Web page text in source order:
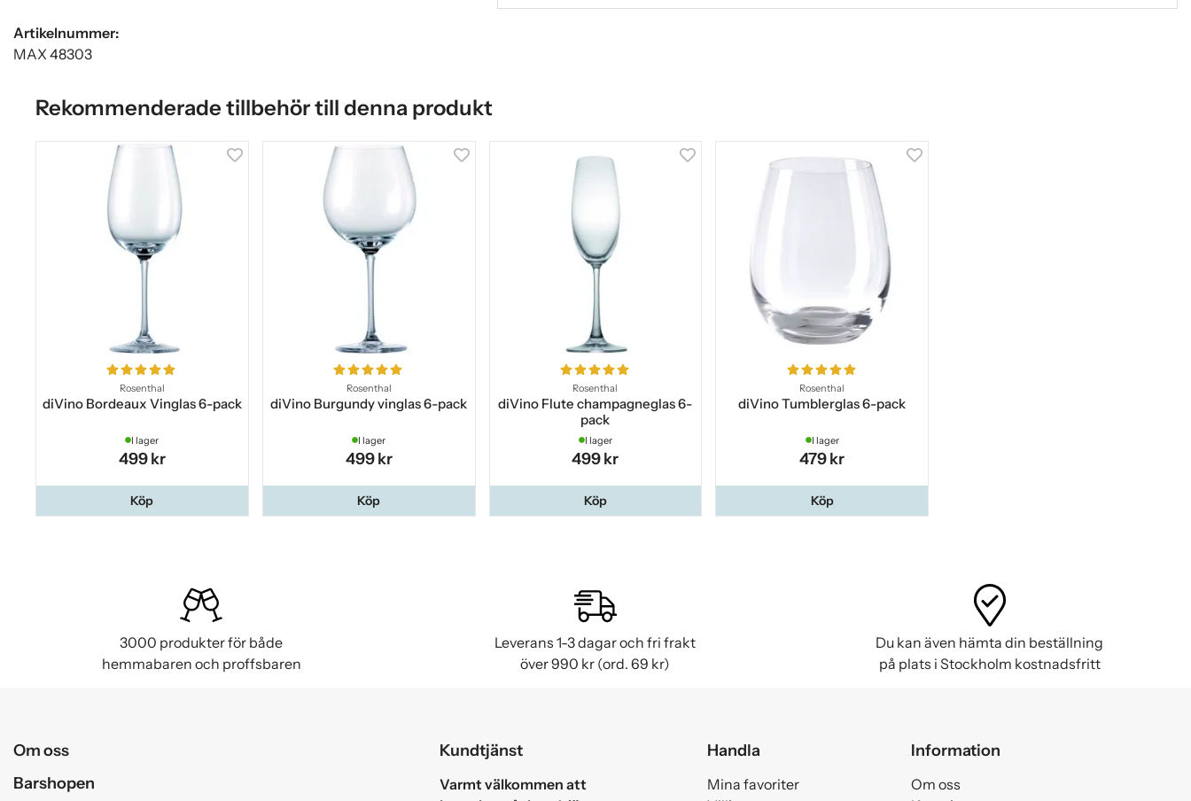
Artikelnummer:
MAX 48303
Rekommenderade tillbehör till denna produkt
Rosenthal
diVino Bordeaux Vinglas 6-pack
I lager
499 kr
Köp
Rosenthal
diVino Burgundy vinglas 6-pack
I lager
499 kr
Köp
Rosenthal
diVino Flute champagneglas 6-
pack
I lager
499 kr
Köp
Rosenthal
diVino Tumblerglas 6-pack
I lager
479 kr
Köp
3000 produkter för både
hemmabaren och proffsbaren
Leverans 1-3 dagar och fri frakt
över 990 kr (ord. 69 kr)
Du kan även hämta din beställning
på plats i Stockholm kostnadsfritt
Om oss
Barshopen
Kundtjänst
Varmt välkommen att
Handla
Mina favoriter
Information
Om oss